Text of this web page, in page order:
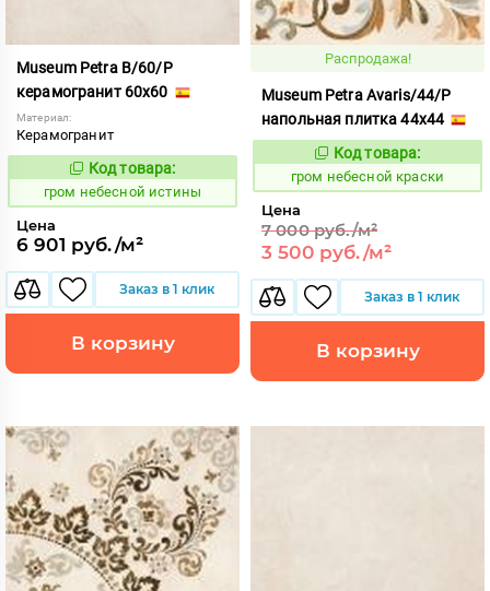
Museum Petra B/60/P
керамогранит 60x60
Материал:
Керамогранит
351661
Код товара:
гром небесной истины
Цена
6 901 руб./м²
Заказ в 1 клик
В корзину
Распродажа!
Museum Petra Avaris/44/P
напольная плитка 44x44
351664
Код товара:
гром небесной краски
Цена
7 000 руб./м²
3 500 руб./м²
Заказ в 1 клик
В корзину